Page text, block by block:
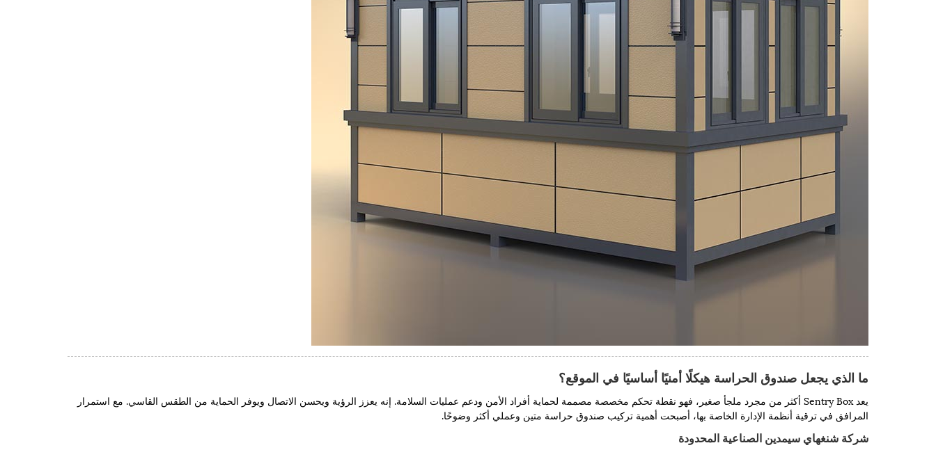
ما الذي يجعل صندوق الحراسة هيكلًا أمنيًا أساسيًا في الموقع؟
يعد Sentry Box أكثر من مجرد ملجأ صغير، فهو نقطة تحكم مخصصة مصممة لحماية أفراد الأمن ودعم عمليات السلامة. إنه يعزز الرؤية ويحسن الاتصال ويوفر الحماية من الطقس القاسي. مع استمرار
المرافق في ترقية أنظمة الإدارة الخاصة بها، أصبحت أهمية تركيب صندوق حراسة متين وعملي أكثر وضوحًا.
شركة شنغهاي سيمدين الصناعية المحدودة